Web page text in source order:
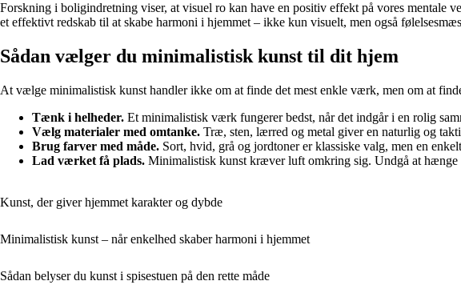
Forskning i boligindretning viser, at visuel ro kan have en positiv effekt på vores
et effektivt redskab til at skabe harmoni i hjemmet – ikke kun visuelt, men også
Sådan vælger du minimalistisk kunst til dit hjem
At vælge minimalistisk kunst handler ikke om at finde det mest enkle værk, men om at
Tænk i helheder. Et minimalistisk værk fungerer bedst, når det indgår i en rolig
Vælg materialer med omtanke. Træ, sten, lærred og metal giver en naturlig og
Brug farver med måde. Sort, hvid, grå og jordtoner er klassiske valg, men en
Lad værket få plads. Minimalistisk kunst kræver luft omkring sig. Undgå at
Kunst, der giver hjemmet karakter og dybde
Minimalistisk kunst – når enkelhed skaber harmoni i hjemmet
Sådan belyser du kunst i spisestuen på den rette måde